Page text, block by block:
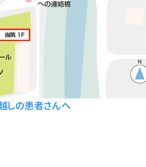
しの患者さんへ